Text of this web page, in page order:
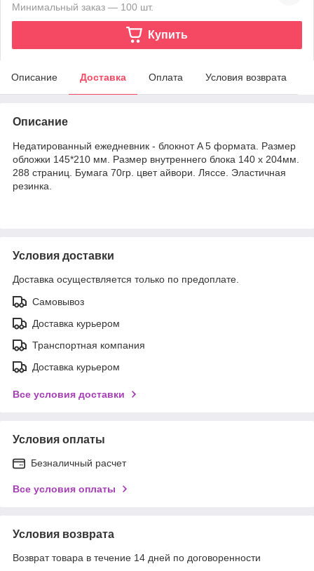
Минимальный заказ — 100 шт.
Купить
Описание Доставка Оплата Условия возврата
Описание
Недатированный ежедневник - блокнот A 5 формата. Размер
обложки 145*210 мм. Размер внутреннего блока 140 x 204мм.
288 страниц. Бумага 70гр. цвет айвори. Ляссе. Эластичная
резинка.
Условия доставки
Доставка осуществляется только по предоплате.
Самовывоз
Доставка курьером
Транспортная компания
Доставка курьером
Все условия доставки
Условия оплаты
Безналичный расчет
Все условия оплаты
Условия возврата
Возврат товара в течение 14 дней по договоренности